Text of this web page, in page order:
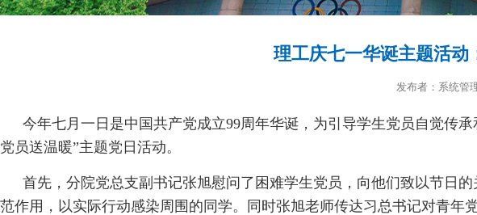
理工庆七一华诞主题活
发布者：系统管
今年七月一日是中国共产党成立99周年华诞，为引导学生党员自觉传
党员送温暖”主题党日活动。
首先，分院党总支副书记张旭慰问了困难学生党员，向他们致以节日
范作用，以实际行动感染周围的同学。同时张旭老师传达习总书记对青